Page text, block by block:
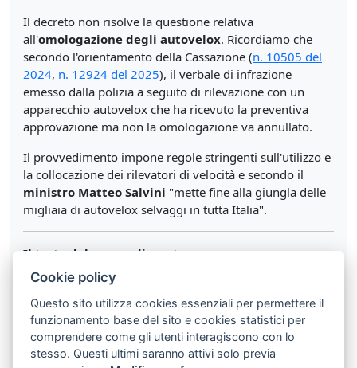
Il decreto non risolve la questione relativa
all'omologazione degli autovelox. Ricordiamo che
secondo l'orientamento della Cassazione (n. 10505 del
2024, n. 12924 del 2025), il verbale di infrazione
emesso dalla polizia a seguito di rilevazione con un
apparecchio autovelox che ha ricevuto la preventiva
approvazione ma non la omologazione va annullato.
Il provvedimento impone regole stringenti sull'utilizzo e
la collocazione dei rilevatori di velocità e secondo il
ministro Matteo Salvini "mette fine alla giungla delle
migliaia di autovelox selvaggi in tutta Italia".
Il testo del provvedimento:
MINISTERO DELLE INFRASTRUTTURE E DEI
TRASPORTI, DECRETO 11 aprile 2024
Modalita' di collocazione e uso dei dispositivi o
mezzi tecnici di controllo, finalizzati al rilevamento
a distanza delle violazioni delle norme di
Cookie policy
Questo sito utilizza cookies essenziali per permettere il
funzionamento base del sito e cookies statistici per
comprendere come gli utenti interagiscono con lo
stesso. Questi ultimi saranno attivi solo previa